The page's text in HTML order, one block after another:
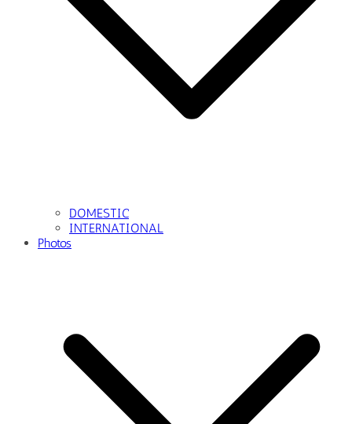
DOMESTIC
INTERNATIONAL
Photos